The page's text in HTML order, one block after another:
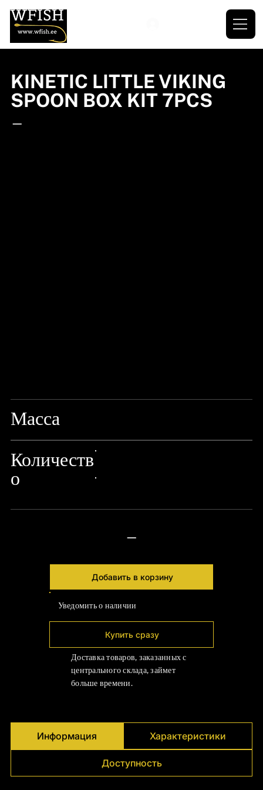
Масса
Количеств
о
—
Добавить в корзину
Уведомить о наличии
Купить сразу
Доставка товаров, заказанных с
центрального склада, займет
больше времени.
Информация Характеристики
Доступность
KINETIC LITTLE VIKING
SPOON BOX KIT 7PCS
—